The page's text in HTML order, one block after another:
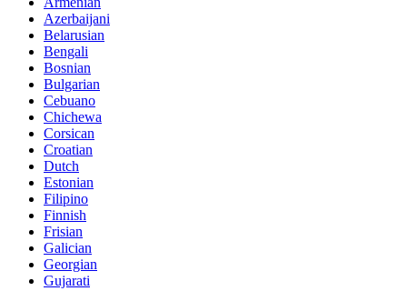
Azerbaijani
Belarusian
Bengali
Bosnian
Bulgarian
Cebuano
Chichewa
Corsican
Croatian
Dutch
Estonian
Filipino
Finnish
Frisian
Galician
Georgian
Gujarati